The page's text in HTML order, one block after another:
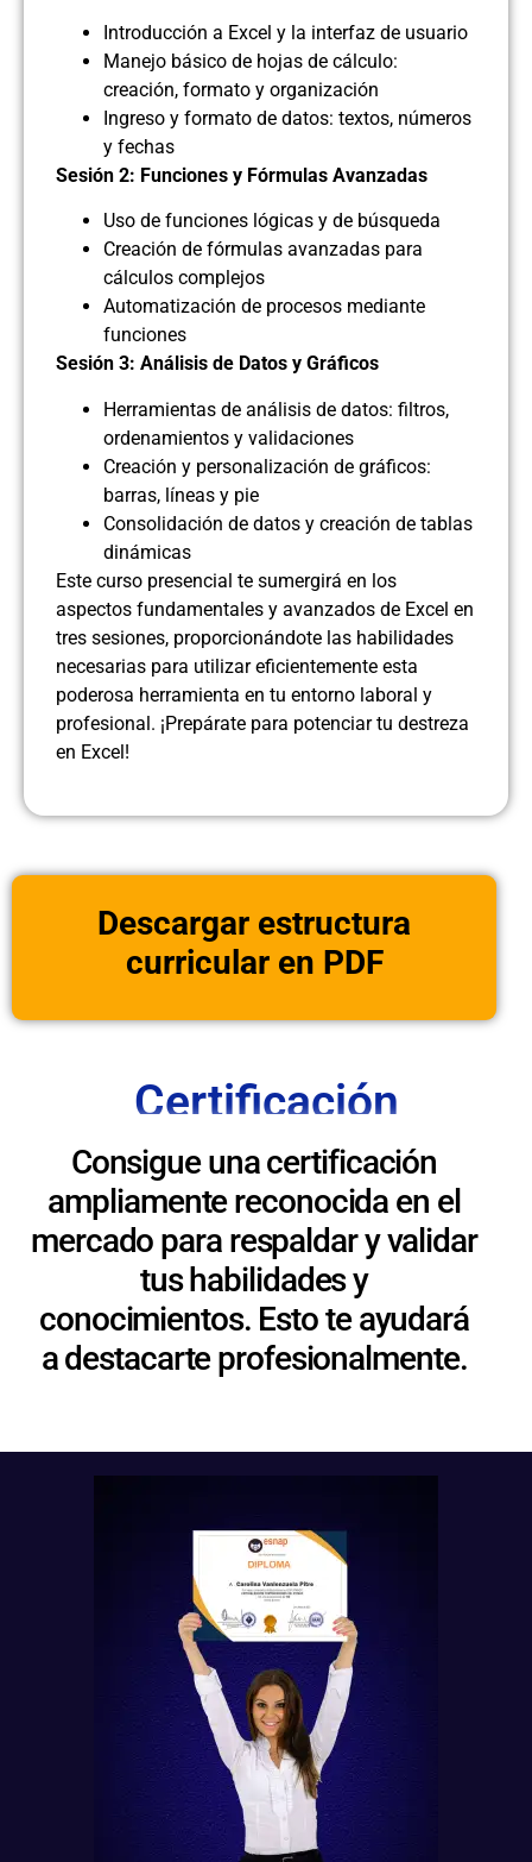
Introducción a Excel y la interfaz de usuario
Manejo básico de hojas de cálculo:
creación, formato y organización
Ingreso y formato de datos: textos, números
y fechas
Sesión 2: Funciones y Fórmulas Avanzadas
Uso de funciones lógicas y de búsqueda
Creación de fórmulas avanzadas para
cálculos complejos
Automatización de procesos mediante
funciones
Sesión 3: Análisis de Datos y Gráficos
Herramientas de análisis de datos: filtros,
ordenamientos y validaciones
Creación y personalización de gráficos:
barras, líneas y pie
Consolidación de datos y creación de tablas
dinámicas
Este curso presencial te sumergirá en los
aspectos fundamentales y avanzados de Excel en
tres sesiones, proporcionándote las habilidades
necesarias para utilizar eficientemente esta
poderosa herramienta en tu entorno laboral y
profesional. ¡Prepárate para potenciar tu destreza
en Excel!
Descargar estructura
curricular en PDF
Certificación
Consigue una certificación
ampliamente reconocida en el
mercado para respaldar y validar
tus habilidades y
conocimientos. Esto te ayudará
a destacarte profesionalmente.